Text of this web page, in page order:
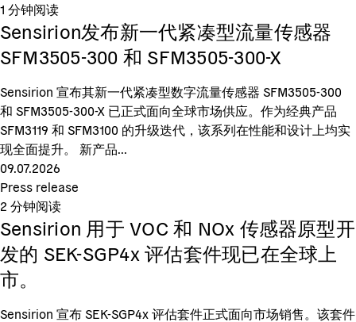
1 分钟阅读
Sensirion发布新一代紧凑型流量传感器
SFM3505-300 和 SFM3505-300-X
Sensirion 宣布其新一代紧凑型数字流量传感器 SFM3505-300
和 SFM3505-300-X 已正式面向全球市场供应。作为经典产品
SFM3119 和 SFM3100 的升级迭代，该系列在性能和设计上均实
现全面提升。 新产品...
09.07.2026
Press release
2 分钟阅读
Sensirion 用于 VOC 和 NOx 传感器原型开
发的 SEK-SGP4x 评估套件现已在全球上
市。
Sensirion 宣布 SEK-SGP4x 评估套件正式面向市场销售。该套件